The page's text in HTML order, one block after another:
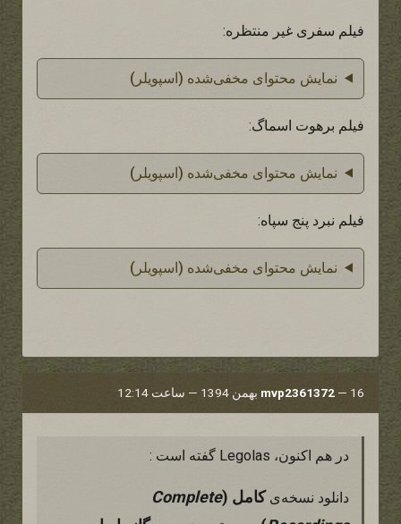
فیلم سفری غیر منتظره:
نمایش محتوای مخفی‌شده (اسپویلر)
فیلم برهوت اسماگ:
نمایش محتوای مخفی‌شده (اسپویلر)
فیلم نبرد پنج سپاه:
نمایش محتوای مخفی‌شده (اسپویلر)
mvp2361372 — 16 بهمن 1394 — ساعت 12:14
در هم اکنون، Legolas گفته است :
دانلود نسخه‌یکامل (Complete